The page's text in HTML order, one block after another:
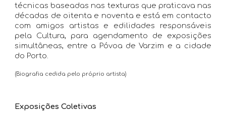
técnicas baseadas nas texturas que praticava nas
décadas de oitenta e noventa e está em contacto
com amigos artistas e edilidades responsáveis
pela Cultura, para agendamento de exposições
simultâneas, entre a Póvoa de Varzim e a cidade
do Porto.
(Biografia cedida pelo próprio artista)
Exposições Coletivas